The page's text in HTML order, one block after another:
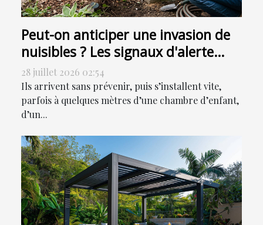
Peut-on anticiper une invasion de
nuisibles ? Les signaux d'alerte
ignorés
28 juillet 2026 02:54
Ils arrivent sans prévenir, puis s’installent vite,
parfois à quelques mètres d’une chambre d’enfant,
d’un...